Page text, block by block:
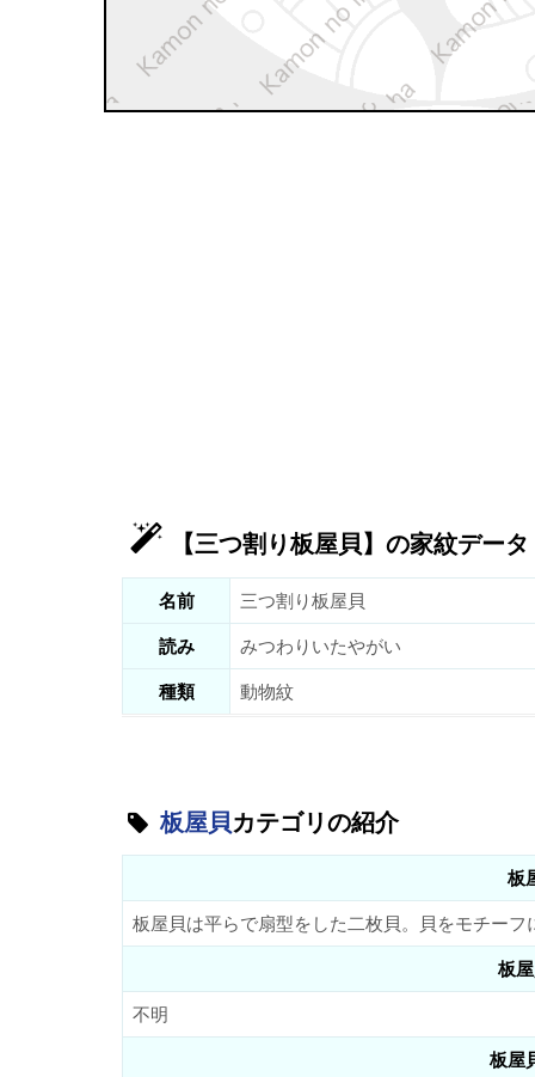
【三つ割り板屋貝】の家紋データ
名前
三つ割り板屋貝
読み
みつわりいたやがい
種類
動物紋
板屋貝カテゴリの紹介
板
板屋貝は平らで扇型をした二枚貝。貝をモチー
板
不明
板屋